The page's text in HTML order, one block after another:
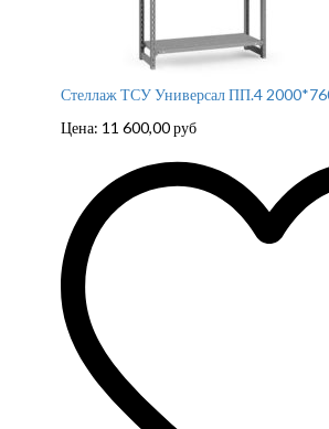
Стеллаж ТСУ Универсал ПП.4
Цена: 11 600,00руб